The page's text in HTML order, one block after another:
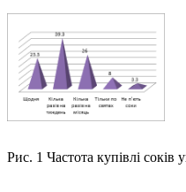
Рис. 1 Частота купівлі соків